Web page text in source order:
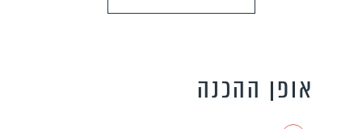
אופן ההכנה